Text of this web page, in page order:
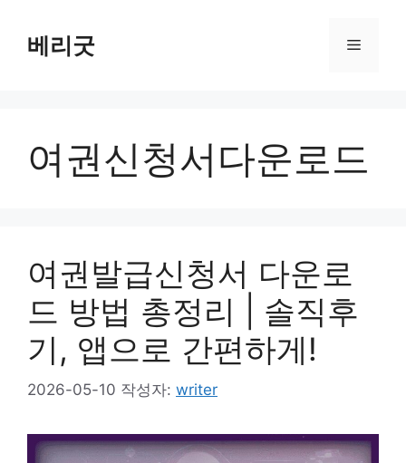
베리굿 메
여권신청서다운로드
여권발급신청서 다운로
드 방법 총정리 | 솔직후
기, 앱으로 간편하게!
2026-05-10 작성자: writer